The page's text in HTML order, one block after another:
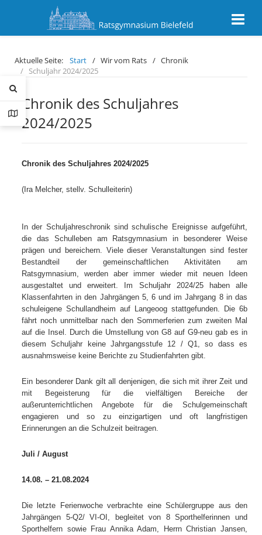
Aktuelle Seite: Start Wir vom Rats
Chronik
Schuljahr 2024/2025
Chronik des Schuljahres
2024/2025
Chronik des Schuljahres 2024/2025
(Ira Melcher, stellv. Schulleiterin)
In der Schuljahreschronik sind schulische Ereignisse aufgeführt,
die das Schulleben am Ratsgymnasium in besonderer Weise
prägen und bereichern. Viele dieser Veranstaltungen sind fester
Bestandteil der gemeinschaftlichen Aktivitäten am
Ratsgymnasium, werden aber immer wieder mit neuen Ideen
ausgestaltet und erweitert. Im Schuljahr 2024/25 haben alle
Klassenfahrten in den Jahrgängen 5, 6 und im Jahrgang 8 in das
schuleigene Schullandheim auf Langeoog stattgefunden. Die 6b
fährt noch unmittelbar nach den Sommerferien zum zweiten Mal
auf die Insel. Durch die Umstellung von G8 auf G9-neu gab es in
diesem Schuljahr keine Jahrgangsstufe 12 / Q1, so dass es
ausnahmsweise keine Berichte zu Studienfahrten gibt.
Ein besonderer Dank gilt all denjenigen, die sich mit ihrer Zeit und
mit Begeisterung für die vielfältigen Bereiche der
außerunterrichtlichen Angebote für die Schulgemeinschaft
engagieren und so zu einzigartigen und oft langfristigen
Erinnerungen an die Schulzeit beitragen.
Juli / August
14.08. – 21.08.2024
Die letzte Ferienwoche verbrachte eine Schülergruppe aus den
Jahrgängen 5-Q2/ VI-OI, begleitet von 8 Sporthelferinnen und
Sporthelfern sowie Frau Annika Adam, Herrn Christian Jansen,